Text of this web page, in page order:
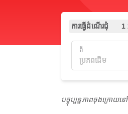
ការធ្វើដំណើរជុំ 1
ពី
បច្ចុប្បន្នភាពចុងក្រោយនៅ